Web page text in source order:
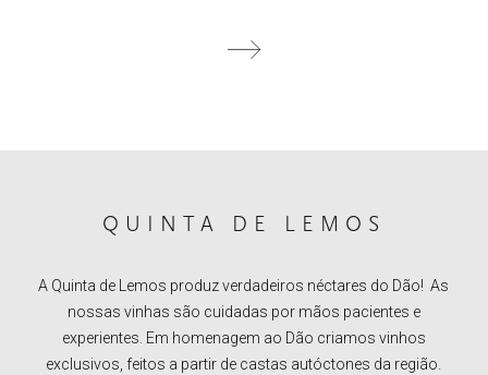
QUINTA DE LEMOS
A Quinta de Lemos produz verdadeiros néctares do Dão! As
nossas vinhas são cuidadas por mãos pacientes e
experientes. Em homenagem ao Dão criamos vinhos
exclusivos, feitos a partir de castas autóctones da região.